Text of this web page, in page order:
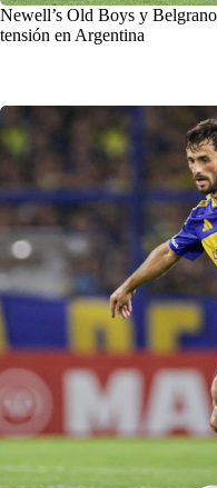
Newell’s Old Boys y
tensión en Argentina